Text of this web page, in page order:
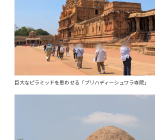
巨大なピラミッドを思わせる「ブリハディーシュワラ寺院」